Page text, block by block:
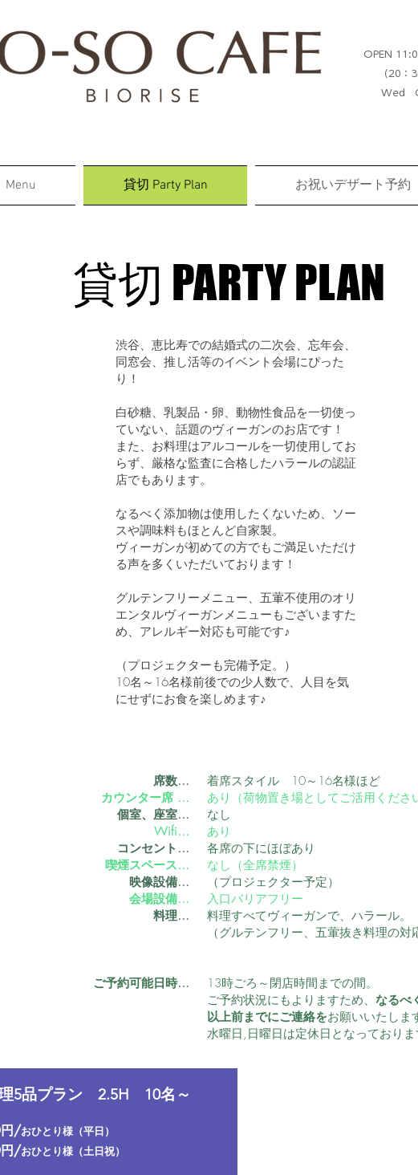
OPEN
（20：
Wed
Menu 貸切 Party Plan お祝いデザート予約
貸切 PARTY PLAN
貸切 PARTY PLAN
渋谷、恵比寿での結婚式の二次会、忘年会、
同窓会、推し活等のイベント会場にぴった
り！
白砂糖、乳製品・卵、動物性食品を一切使っ
ていない、話題のヴィーガンのお店です！
また、お料理はアルコールを一切使用してお
らず、厳格な監査に合格したハラールの認証
店でもあります。
なるべく添加物は使用したくないため、ソー
スや調味料もほとんど自家製。
ヴィーガンが初めての方でもご満足いただけ
る声を多くいただいております！
グルテンフリーメニュー、五葷不使用のオリ
エンタルヴィーガンメニューもございますた
め、アレルギー対応も可能です♪
（プロジェクターも完備予定。）
10名～16名様前後での少人数で、人目を気
にせずにお食を楽しめます♪
席数…
カウンター席 …
個室、座室…
Wifi…
コンセント…
喫煙スペース…
​映像設備…
​会場設備…
​料理…
​ご予約可能日時…
着席スタイル 10～16名様ほど
あり（荷物置き場としてご活用くださ
なし
あり
各席の下にほぼあり
​なし（全席禁煙）
​（プロジェクター予定）
​入口バリアフリー
料理すべてヴィーガンで、ハラール。
（グルテンフリー、五葷抜き料理の対
13時ごろ～閉店時間までの間。​
​ご予約状況にもよりますため、 なるべ
以上前までにご連絡をお願いいたしま
水曜日,日曜日は定休日となっておりま
理5品プラン 2.5H 10名～
/おひとり様（平日）
/おひとり様（土日祝）